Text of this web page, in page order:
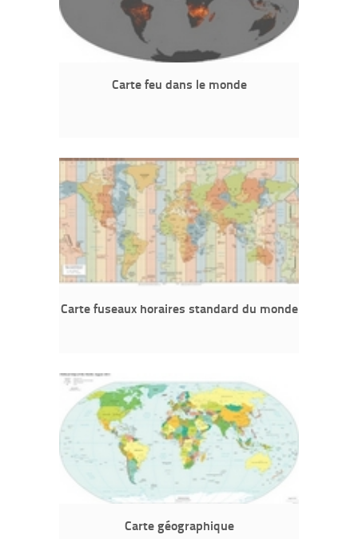
Carte feu dans le monde
Carte fuseaux horaires standard du monde
Carte géographique